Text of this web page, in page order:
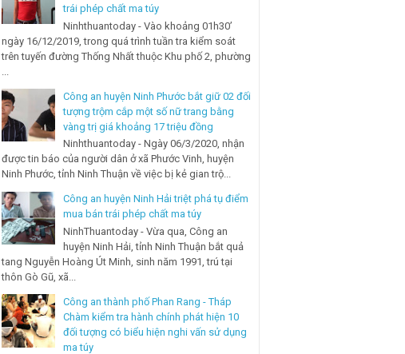
trái phép chất ma túy
Ninhthuantoday - Vào khoảng 01h30’
ngày 16/12/2019, trong quá trình tuần tra kiểm soát
trên tuyến đường Thống Nhất thuộc Khu phố 2, phường
Công an huyện Ninh Phước bắt giữ 02 đối
tượng trộm cắp một số nữ trang bằng
vàng trị giá khoảng 17 triệu đồng
Ninhthuantoday - Ngày 06/3/2020, nhận
được tin báo của người dân ở xã Phước Vinh, huyện
Ninh Phước, tỉnh Ninh Thuận về việc bị kẻ gian trộ...
Công an huyện Ninh Hải triệt phá tụ điểm
mua bán trái phép chất ma túy
NinhThuantoday - Vừa qua, Công an
huyện Ninh Hải, tỉnh Ninh Thuận bắt quả
tang Nguyễn Hoàng Út Minh, sinh năm 1991, trú tại
thôn Gò Gũ, xã...
Công an thành phố Phan Rang - Tháp
Chàm kiểm tra hành chính phát hiện 10
đối tượng có biểu hiện nghi vấn sử dụng
ma túy